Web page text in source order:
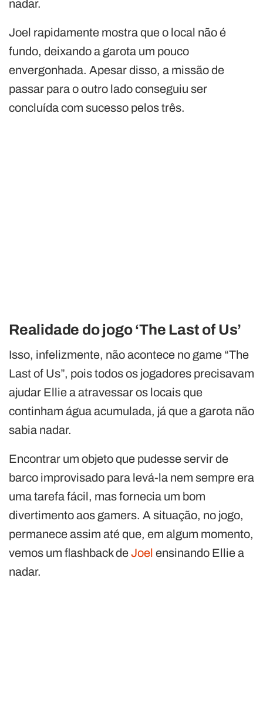
nadar.
Joel rapidamente mostra que o local não é
fundo, deixando a garota um pouco
envergonhada. Apesar disso, a missão de
passar para o outro lado conseguiu ser
concluída com sucesso pelos três.
Realidade do jogo ‘The Last of Us’
Isso, infelizmente, não acontece no game “The
Last of Us”, pois todos os jogadores precisavam
ajudar Ellie a atravessar os locais que
continham água acumulada, já que a garota não
sabia nadar.
Encontrar um objeto que pudesse servir de
barco improvisado para levá-la nem sempre era
uma tarefa fácil, mas fornecia um bom
divertimento aos gamers. A situação, no jogo,
permanece assim até que, em algum momento,
vemos um flashback deJoel ensinando Ellie a
nadar.